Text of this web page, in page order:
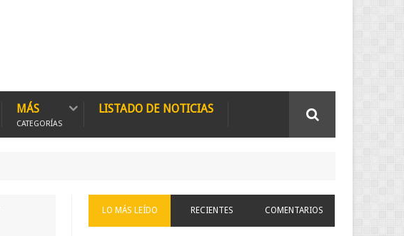
MÁS
CATEGORÍAS
LISTADO DE NOTICIAS
LO MÁS LEÍDO RECIENTES COMENTARIOS